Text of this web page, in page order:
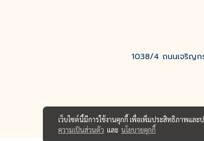
1038/4 ถนนเจริญก
เว็บไซต์นี้มีการใช้งานคุกกี้ เพื่อเพิ่มประสิทธิภาพและ
ความเป็นส่วนตัว และ นโยบายคุกกี้